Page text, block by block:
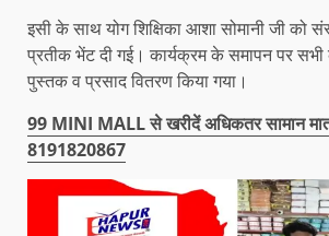
इसी के साथ योग शिक्षिका आशा सोमानी जी को
प्रतीक भेंट दी गई। कार्यक्रम के समापन पर सभी
पुस्तक व प्रसाद वितरण किया गया।
99 MINI MALL से खरीदें अधिकतर सामान
8191820867